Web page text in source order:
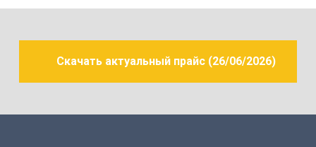
Скачать актуальный прайс (26/06/2026)